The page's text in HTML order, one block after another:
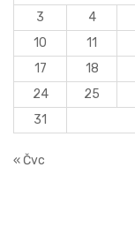
3
4
10
11
17
18
24
25
31
« Čvc